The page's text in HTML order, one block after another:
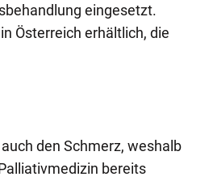
eingesetzt.
Österreich erhältlich, die
den Schmerz, weshalb
bereits